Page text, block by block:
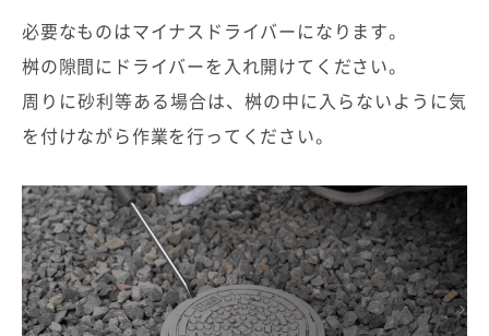
オーナー様Q&A
資料請求
お問い合わせ
お電話での
お問い合わ
せ
0120-37-
1806
必要なものはマイナスドライバーになります。
桝の隙間にドライバーを入れ開けてください。
周りに砂利等ある場合は、桝の中に入らないように気
を付けながら作業を行ってください。